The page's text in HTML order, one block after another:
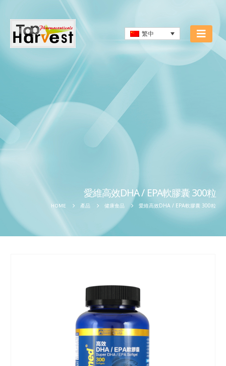
繁中
愛維高效DHA / EPA軟膠囊 300粒
HOME 產品 健康食品 愛維高效DHA / EPA軟膠囊 300粒